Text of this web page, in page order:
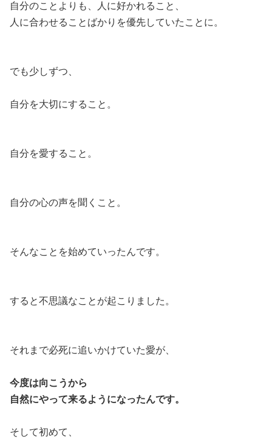
自分のことよりも、人に好かれること、
人に合わせることばかりを優先していたことに。
でも少しずつ、
自分を大切にすること。
自分を愛すること。
自分の心の声を聞くこと。
そんなことを始めていったんです。
すると不思議なことが起こりました。
それまで必死に追いかけていた愛が、
今度は向こうから
自然にやって来るようになったんです。
そして初めて、